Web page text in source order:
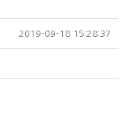
2019-09-18 15:28:37